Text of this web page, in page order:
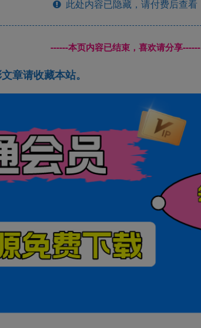
此处内容已隐藏，请付费后查看
------本页内容已结束，喜欢请分享------
章请收藏本站。